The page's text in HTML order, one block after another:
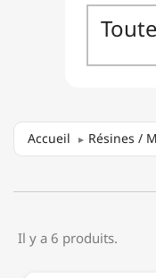
Accueil Résines /
Il y a 6 produits.